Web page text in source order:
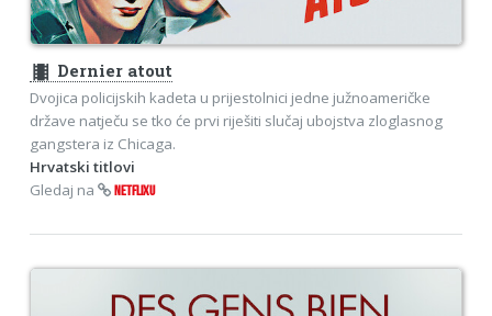
theaters Dernier atout
Dvojica policijskih kadeta u prijestolnici jedne južnoameričke
države natječu se tko će prvi riješiti slučaj ubojstva zloglasnog
gangstera iz Chicaga.
Hrvatski titlovi
Gledaj na
NETFLIXU